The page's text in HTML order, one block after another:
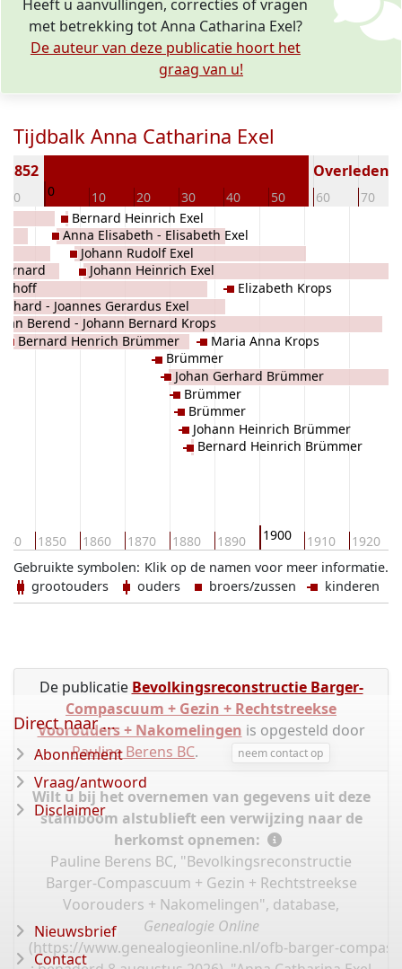
Heeft u aanvullingen, correcties of vragen
met betrekking tot Anna Catharina Exel?
De auteur van deze publicatie hoort het
graag van u!
Tijdbalk Anna Catharina Exel
-10 0 10 20 30 40 50 60 70
1852 Overleden (
1850 1860 1870 1880 1890 1900 1910 1920
- Joannes Gerardus Exel
Jan Berend - Johann Bernard Krops
Bernard Henrich Brümmer
Anna Elisabeth - Elisabeth Exel
Bernard Heinrich Exel
Johann Rudolf Exel
Johann Heinrich Exel
Brümmer
Johan Gerhard Brümmer
Brümmer
Brümmer
Johann Heinrich Brümmer
Bernard Heinrich Brümmer
Maria Anna Krops
Elizabeth Krops
Klik op de namen voor meer informatie.
Gebruikte symbolen:
grootouders
ouders broers/zussen kinderen
De publicatie Bevolkingsreconstructie Barger-
Compascuum + Gezin + Rechtstreekse
Voorouders + Nakomelingen is opgesteld door
Pauline Berens BC. neem contact op
Wilt u bij het overnemen van gegevens uit deze
stamboom alstublieft een verwijzing naar de
herkomst opnemen:
Pauline Berens BC, "Bevolkingsreconstructie
Barger-Compascuum + Gezin + Rechtstreekse
Voorouders + Nakomelingen", database,
Genealogie Online
(https://www.genealogieonline.nl/ofb-barger-
Direct naar ...
Abonnement
Vraag/antwoord
Disclaimer
Nieuwsbrief
Contact